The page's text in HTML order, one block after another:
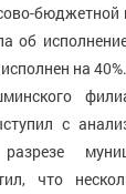
об
на 40%.
с
что